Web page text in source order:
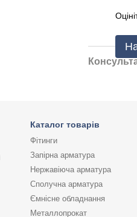
Каталог товарів
Фітинги
Запірна арматура
Нержавіюча арматура
Сполучна арматура
Ємнісне обладнання
Металлопрокат